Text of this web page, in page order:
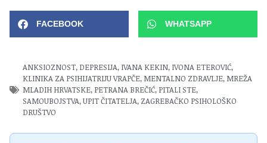
FACEBOOK WHATSAPP
ANKSIOZNOST, DEPRESIJA, IVANA KEKIN, IVONA ETEROVIĆ,
KLINIKA ZA PSIHIJATRIJU VRAPČE, MENTALNO ZDRAVLJE, MREŽA
MLADIH HRVATSKE, PETRANA BREČIĆ, PITALI STE,
SAMOUBOJSTVA,UPIT ČITATELJA, ZAGREBAČKO PSIHOLOŠKO
DRUŠTVO